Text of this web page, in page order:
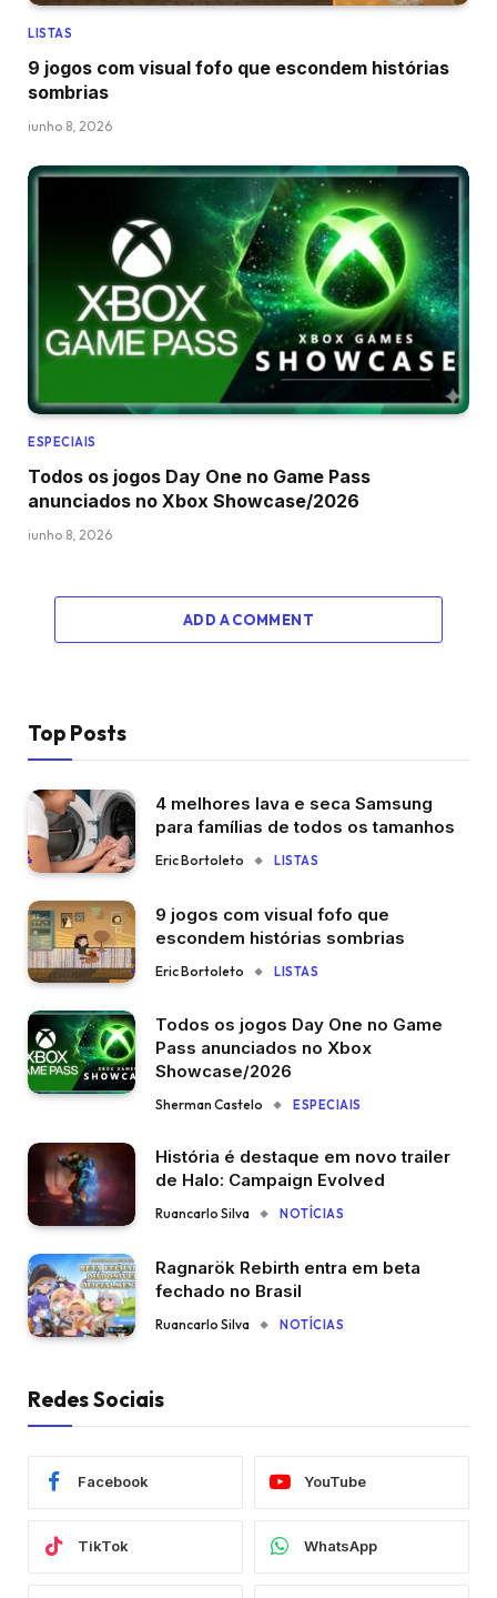
LISTAS
9 jogos com visual fofo que escondem histórias
sombrias
junho 8, 2026
ESPECIAIS
Todos os jogos Day One no Game Pass
anunciados no Xbox Showcase/2026
junho 8, 2026
ADD A COMMENT
Top Posts
4 melhores lava e seca Samsung
para famílias de todos os tamanhos
Eric Bortoleto LISTAS
9 jogos com visual fofo que
escondem histórias sombrias
Eric Bortoleto LISTAS
Todos os jogos Day One no Game
Pass anunciados no Xbox
Showcase/2026
Sherman Castelo ESPECIAIS
História é destaque em novo trailer
de Halo: Campaign Evolved
Ruancarlo Silva NOTÍCIAS
Ragnarök Rebirth entra em beta
fechado no Brasil
Ruancarlo Silva NOTÍCIAS
Redes Sociais
Facebook YouTube
TikTok WhatsApp